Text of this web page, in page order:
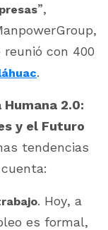
”,
con 400
.
Humana 2.0:
y el Futuro
tendencias
. Hoy, a
es formal,